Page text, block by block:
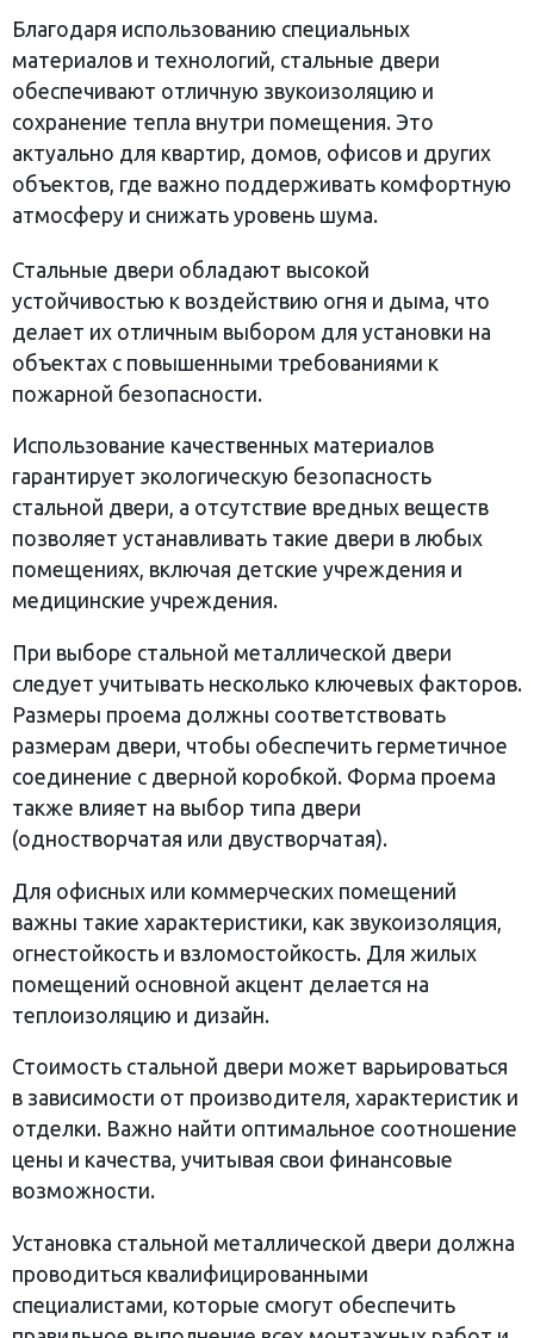
Благодаря использованию специальных
материалов и технологий, стальные двери
обеспечивают отличную звукоизоляцию и
сохранение тепла внутри помещения. Это
актуально для квартир, домов, офисов и других
объектов, где важно поддерживать комфортную
атмосферу и снижать уровень шума.
Стальные двери обладают высокой
устойчивостью к воздействию огня и дыма, что
делает их отличным выбором для установки на
объектах с повышенными требованиями к
пожарной безопасности.
Использование качественных материалов
гарантирует экологическую безопасность
стальной двери, а отсутствие вредных веществ
позволяет устанавливать такие двери в любых
помещениях, включая детские учреждения и
медицинские учреждения.
При выборе стальной металлической двери
следует учитывать несколько ключевых факторов.
Размеры проема должны соответствовать
размерам двери, чтобы обеспечить герметичное
соединение с дверной коробкой. Форма проема
также влияет на выбор типа двери
(одностворчатая или двустворчатая).
Для офисных или коммерческих помещений
важны такие характеристики, как звукоизоляция,
огнестойкость и взломостойкость. Для жилых
помещений основной акцент делается на
теплоизоляцию и дизайн.
Стоимость стальной двери может варьироваться
в зависимости от производителя, характеристик и
отделки. Важно найти оптимальное соотношение
цены и качества, учитывая свои финансовые
возможности.
Установка стальной металлической двери должна
проводиться квалифицированными
специалистами, которые смогут обеспечить